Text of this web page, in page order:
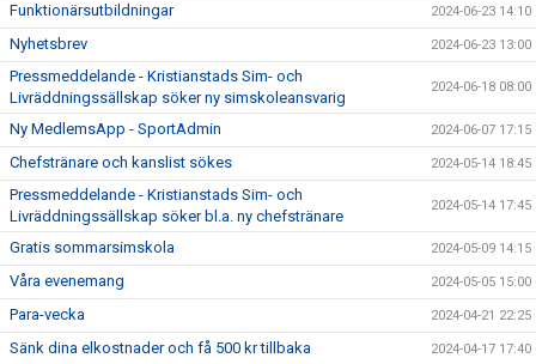
Funktionärsutbildningar 2024-06-23 14:10
Nyhetsbrev 2024-06-23 13:00
Pressmeddelande - Kristianstads Sim- och
Livräddningssällskap söker ny simskoleansvarig
2024-06-18 08:00
Ny MedlemsApp - SportAdmin 2024-06-07 17:15
Chefstränare och kanslist sökes 2024-05-14 18:45
Pressmeddelande - Kristianstads Sim- och
Livräddningssällskap söker bl.a. ny chefstränare
2024-05-14 17:45
Gratis sommarsimskola 2024-05-09 14:15
Våra evenemang 2024-05-05 15:00
Para-vecka 2024-04-21 22:25
Sänk dina elkostnader och få 500 kr tillbaka 2024-04-17 17:40